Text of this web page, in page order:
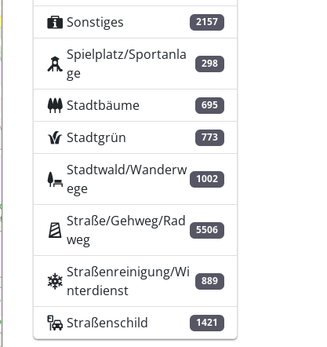
Sonstiges 2157
Spielplatz/Sportanla
ge
298
Stadtbäume 695
Stadtgrün 773
Stadtwald/Wanderw
ege
1002
Straße/Gehweg/Rad
weg
5506
Straßenreinigung/Wi
nterdienst
889
Straßenschild 1421